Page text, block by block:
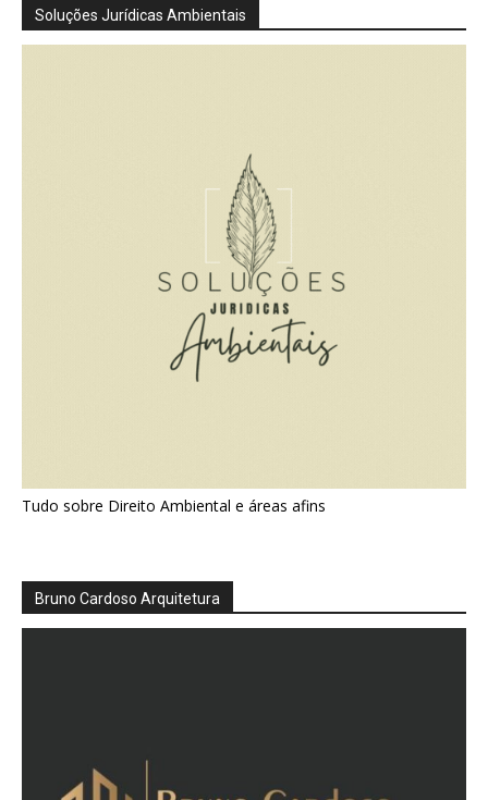
Soluções Jurídicas Ambientais
Tudo sobre Direito Ambiental e áreas afins
Bruno Cardoso Arquitetura